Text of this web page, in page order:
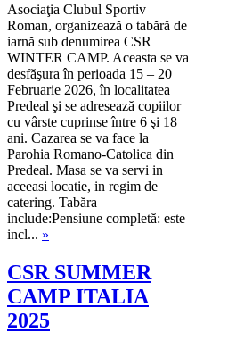
Asociaţia Clubul Sportiv
Roman, organizează o tabără de
iarnă sub denumirea CSR
WINTER CAMP. Aceasta se va
desfăşura în perioada 15 – 20
Februarie 2026, în localitatea
Predeal şi se adresează copiilor
cu vârste cuprinse între 6 şi 18
ani. Cazarea se va face la
Parohia Romano-Catolica din
Predeal. Masa se va servi in
aceeasi locatie, in regim de
catering. Tabăra
include:Pensiune completă: este
incl... »
CSR SUMMER
CAMP ITALIA
2025